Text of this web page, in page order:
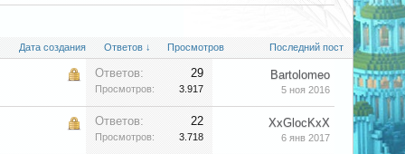
Дата создания Ответов ↓ Просмотров Последний пост
Ответов: 29
Просмотров: 3.917
Bartolomeo
5 ноя 2016
Ответов: 22
Просмотров: 3.718
XxGlocKxX
6 янв 2017